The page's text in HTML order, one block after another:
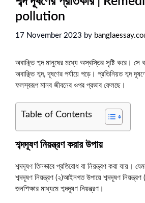
pollution
17 November 2023 by
অবাঞ্ছিত শব্দ মানুষের মধ্যে অস্বস্তির সৃষ্টি করে।
অবাঞ্ছিত শব্দ, দূষণের পর্যায়ে পড়ে। প্রতিনিয়ত শব্দ
ফলস্বরূপ মানব জীবনের ওপর প্রভাব ফেলছে।
Table of Contents
শব্দদূষণ নিয়ন্ত্রণ করার উপায়
শব্দদূষণ তিনভাবে প্রতিরোধ বা নিয়ন্ত্রণ করা যায়।
শব্দদূষণ নিয়ন্ত্রণ (২)আইনগত উপায়ে শব্দদূষণ
জনশিক্ষার মাধ্যমে শব্দদূষণ নিয়ন্ত্রণ।